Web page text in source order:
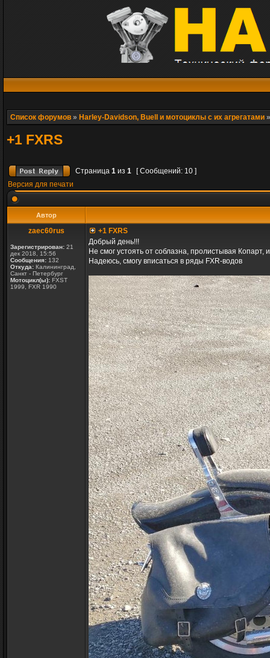
Список форумов » Harley-Davidson, Buell и мотоциклы с их агрегатами
+1 FXRS
Страница 1 из 1
[ Сообщений: 10 ]
Версия для печати
Автор
zaec60rus
Зарегистрирован: 21
дек 2018, 15:56
Сообщения: 132
Откуда: Калининград,
Санкт - Петербург
Мотоцикл(ы): FXST
1999, FXR 1990
+1 FXRS
Добрый день!!!
Не смог устоять от соблазна, пролистывая
Надеюсь, смогу вписаться в ряды FXR-водов